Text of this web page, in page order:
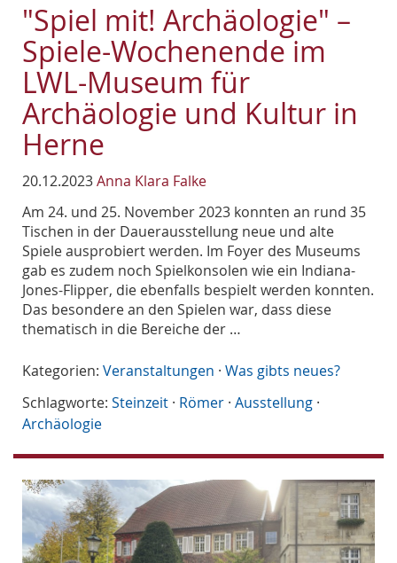
"Spiel mit! Archäologie" –
Spiele-Wochenende im
LWL-Museum für
Archäologie und Kultur in
Herne
20.12.2023Anna Klara Falke
Am 24. und 25. November 2023 konnten an rund 35
Tischen in der Dauerausstellung neue und alte
Spiele ausprobiert werden. Im Foyer des Museums
gab es zudem noch Spielkonsolen wie ein Indiana-
Jones-Flipper, die ebenfalls bespielt werden konnten.
Das besondere an den Spielen war, dass diese
thematisch in die Bereiche der …
Kategorien: Veranstaltungen · Was gibts neues?
Schlagworte: Steinzeit · Römer · Ausstellung ·
Archäologie